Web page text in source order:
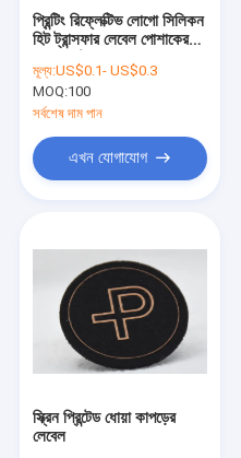
প্রিন্টিং রিফ্লেক্টিভ লোগো সিলিকন
হিট ট্রান্সফার লেবেল পোশাকের
মূল্য:US$0.1- US$0.3
MOQ:100
সর্বশেষ দাম পান
এখন যোগাযোগ
স্ক্রিন প্রিন্টেড ধোয়া কাপড়ের
লেবেল